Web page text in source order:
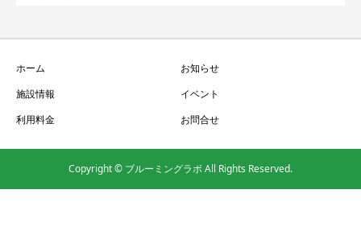
ホーム
お知らせ
施設情報
イベント
利用料金
お問合せ
Copyright © ブルーミングラボ All Rights Reserved.